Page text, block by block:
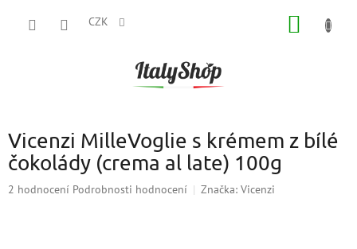
CZK
Vicenzi MilleVoglie s krémem z bílé
čokolády (crema al late) 100g
Průměrné
2 hodnocení Podrobnosti hodnocení Značka: Vicenzi